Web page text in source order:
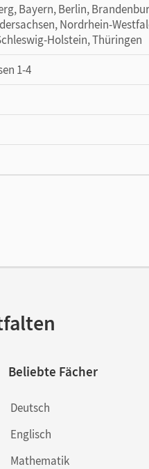
Bayern, Berlin,
Nordrhein-
Holstein, Thüringen
1-4
Beliebte Fächer
Deutsch
Englisch
Mathematik